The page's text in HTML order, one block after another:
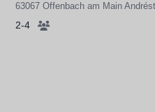
63067 Offenbach am Main
2-4